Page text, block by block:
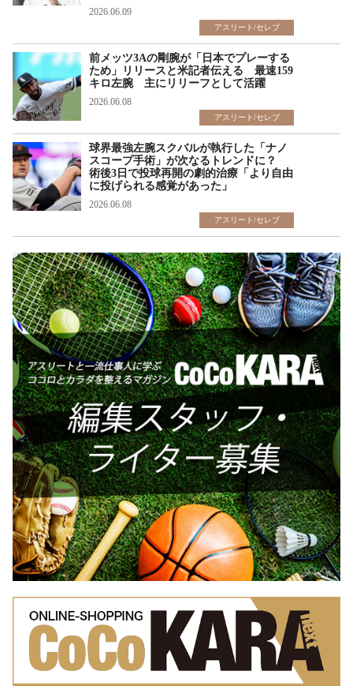
2026.06.09
アスリート/セレブ
前メッツ3Aの剛腕が「日本でプレーする
ため」リリースと米記者伝える 最速159
キロ左腕 主にリリーフとして活躍
2026.06.08
アスリート/セレブ
球界最強左腕スクバルが執行した「ナノ
スコープ手術」が次なるトレンドに？
術後3日で投球再開の劇的治療「より自由
に投げられる感覚があった」
2026.06.08
アスリート/セレブ